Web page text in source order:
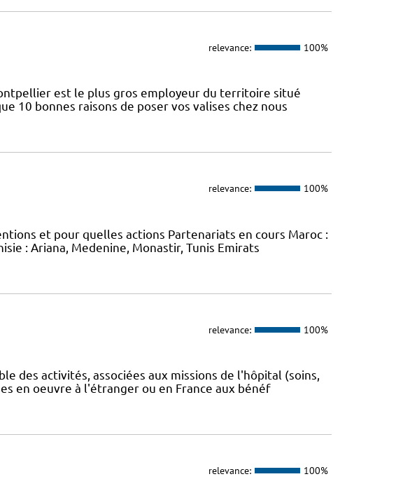
relevance: 100%
est le plus gros employeur du territoire situé
10 bonnes raisons de poser vos valises chez nous
relevance: 100%
et pour quelles actions Partenariats en cours Maroc :
: Ariana, Medenine, Monastir, Tunis Emirats
relevance: 100%
des activités, associées aux missions de l'hôpital (soins,
en oeuvre à l'étranger ou en France aux bénéf
relevance: 100%